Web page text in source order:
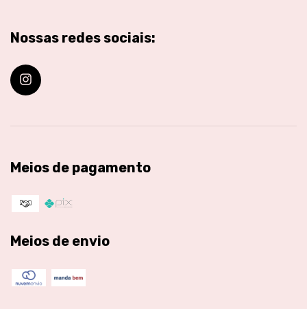
Nossas redes sociais:
Meios de pagamento
Meios de envio